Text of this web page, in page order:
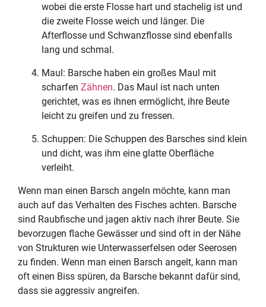
wobei die erste Flosse hart und stachelig ist und
die zweite Flosse weich und länger. Die
Afterflosse und Schwanzflosse sind ebenfalls
lang und schmal.
Maul: Barsche haben ein großes Maul mit
scharfen Zähnen. Das Maul ist nach unten
gerichtet, was es ihnen ermöglicht, ihre Beute
leicht zu greifen und zu fressen.
Schuppen: Die Schuppen des Barsches sind klein
und dicht, was ihm eine glatte Oberfläche
verleiht.
Wenn man einen Barsch angeln möchte, kann man
auch auf das Verhalten des Fisches achten. Barsche
sind Raubfische und jagen aktiv nach ihrer Beute. Sie
bevorzugen flache Gewässer und sind oft in der Nähe
von Strukturen wie Unterwasserfelsen oder Seerosen
zu finden. Wenn man einen Barsch angelt, kann man
oft einen Biss spüren, da Barsche bekannt dafür sind,
dass sie aggressiv angreifen.